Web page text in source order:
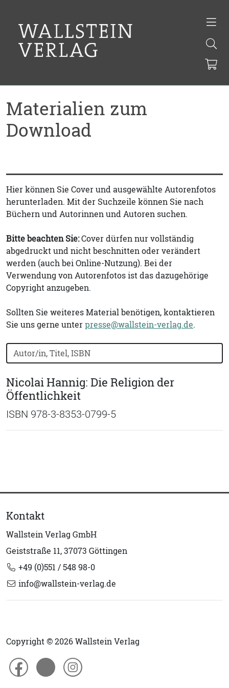
Materialien zum
Download
Hier können Sie Cover und ausgewählte Autorenfotos
herunterladen. Mit der Suchzeile können Sie nach
Büchern und Autorinnen und Autoren suchen.
Bitte beachten Sie:Cover dürfen nur vollständig
abgedruckt und nicht beschnitten oder verändert
werden (auch bei Online-Nutzung). Bei der
Verwendung von Autorenfotos ist das dazugehörige
Copyright anzugeben.
Sollten Sie weiteres Material benötigen, kontaktieren
Sie uns gerne unterpresse@wallstein-verlag.de.
Bücher nach Buchtitel, Autorennamen oder ISBN
Nicolai Hannig: Die Religion der
Öffentlichkeit
ISBN 978-3-8353-0799-5
Kontakt
Wallstein Verlag GmbH
Geiststraße 11, 37073 Göttingen
+49 (0)551 / 548 98-0
info@wallstein-verlag.de
Copyright © 2026 Wallstein Verlag